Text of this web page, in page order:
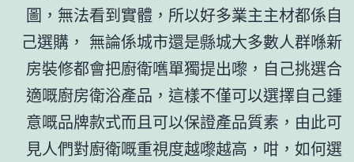
圖，無法看到實體，所以好多業主主材都係自
己選購， 無論係城市還是縣城大多數人群喺新
房裝修都會把廚衛嚿單獨提出嚟，自己挑選合
適嘅廚房衛浴產品，這樣不僅可以選擇自己鍾
意嘅品牌款式而且可以保證產品質素，由此可
見人們對廚衛嘅重視度越嚟越高，咁，如何選